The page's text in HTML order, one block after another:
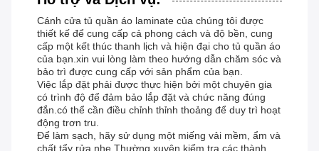
Cánh cửa tủ quần áo laminate của chúng tôi được
thiết kế để cung cấp cả phong cách và độ bền, cung
cấp một kết thúc thanh lịch và hiện đại cho tủ quần áo
của bạn.xin vui lòng làm theo hướng dẫn chăm sóc và
bảo trì được cung cấp với sản phẩm của bạn.
Việc lắp đặt phải được thực hiện bởi một chuyên gia
có trình độ để đảm bảo lắp đặt và chức năng đúng
đắn.có thể cần điều chỉnh thỉnh thoảng để duy trì hoạt
động trơn tru.
Để làm sạch, hãy sử dụng một miếng vải mềm, ẩm và
chất tẩy rửa nhẹ.Thường xuyên kiểm tra các thành